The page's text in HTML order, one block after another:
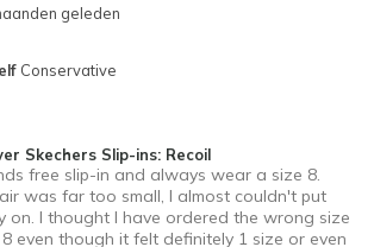
geleden
Conservative
Skechers Slip-ins: Recoil
free slip-in and always wear a size 8.
was far too small, I almost couldn't put
on. I thought I have ordered the wrong size
even though it felt definitely 1 size or even